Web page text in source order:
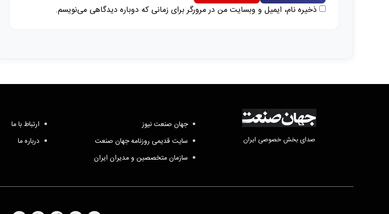
ذخیره نام، ایمیل و وبسایت من در مرورگر برای زمانی که دوباره دیدگاهی می‌نویسم.
صدای بخش خصوصی ایران
جهان صنعت نیوز
سایت قدیمی روزنامه جهان صنعت
سازمان متخصصین و مدیران ایران
ارتباط با ما
درباره ما